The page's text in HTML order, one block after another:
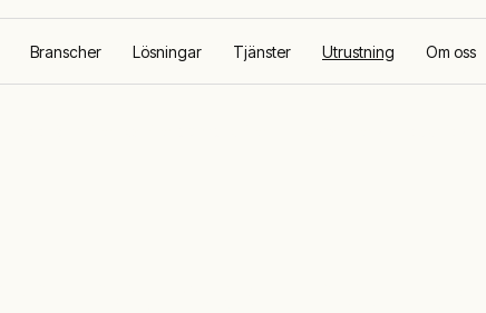
Branscher Lösningar Tjänster Utrustning Om oss